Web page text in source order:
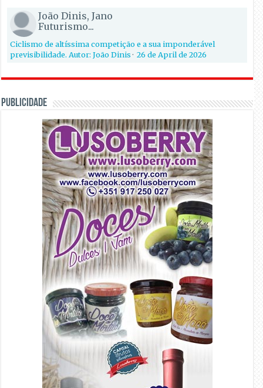
João Dinis, Jano
Futurismo...
Ciclismo de altíssima competição e a sua imponderável
previsibilidade. Autor: João Dinis·26 de April de 2026
PUBLICIDADE